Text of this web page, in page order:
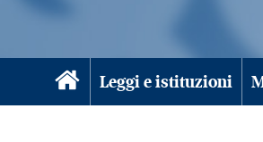
Leggi e istituzioni